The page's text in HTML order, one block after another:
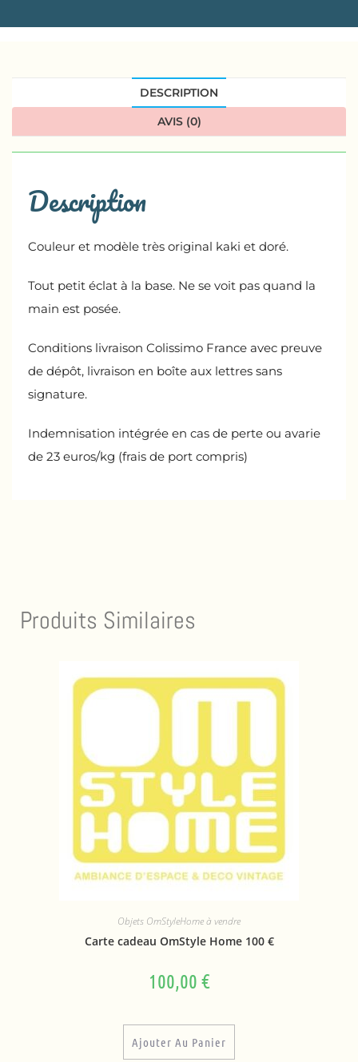
DESCRIPTION
AVIS (0)
Description
Couleur et modèle très original kaki et doré.
Tout petit éclat à la base. Ne se voit pas quand la
main est posée.
Conditions livraison Colissimo France avec preuve
de dépôt, livraison en boîte aux lettres sans
signature.
Indemnisation intégrée en cas de perte ou avarie
de 23 euros/kg (frais de port compris)
Produits Similaires
Objets OmStyleHome à vendre
Carte cadeau OmStyle Home 100 €
100,00 €
Ajouter Au Panier